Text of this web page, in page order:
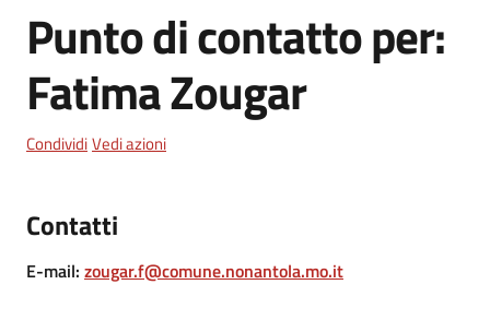
Nonantola
Salta al contenuto
Punto di contatto per:
Fatima Zougar
CondividiVedi azioni
Contatti
E-mail: zougar.f@comune.nonantola.mo.it